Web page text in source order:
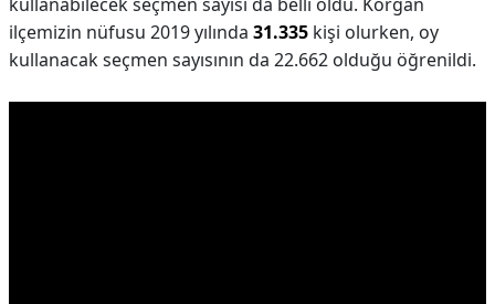
ilçemizin nüfusu 2019 yılında 31.335 kişi olurken, oy
kullanacak seçmen sayısının da 22.662 olduğu öğrenildi.